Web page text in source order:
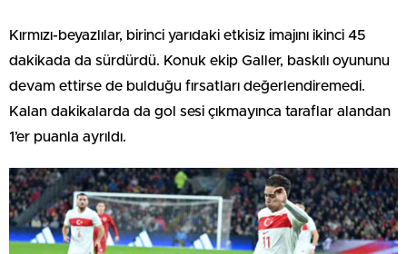
Kırmızı-beyazlılar, birinci yarıdaki etkisiz imajını ikinci 45
dakikada da sürdürdü. Konuk ekip Galler, baskılı oyununu
devam ettirse de bulduğu fırsatları değerlendiremedi.
Kalan dakikalarda da gol sesi çıkmayınca taraflar alandan
1’er puanla ayrıldı.